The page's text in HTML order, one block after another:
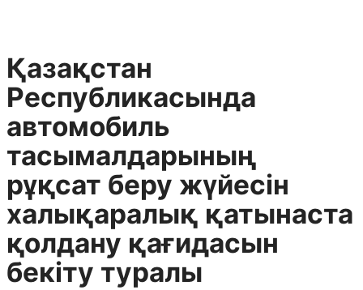
Қазақстан
Республикасында
автомобиль
тасымалдарының
рұқсат беру жүйесін
халықаралық қатынаста
қолдану қағидасын
бекіту туралы